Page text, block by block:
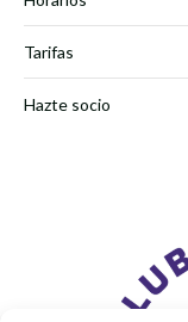
Tarifas
Hazte socio